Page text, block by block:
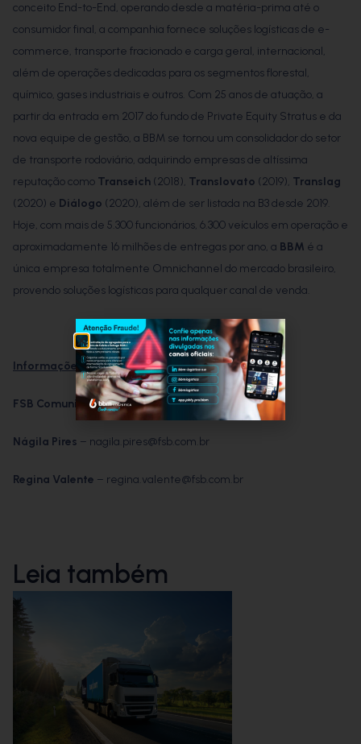
conceito End-to-End, operando desde a matéria-prima até o
consumidor final, a companhia fornece soluções logísticas de e-
commerce, transporte fracionado e carga geral, internacional,
além de operações dedicadas para os segmentos florestal,
químico, gases industriais e outros. Com 25 anos de atuação, a
partir da entrada em 2017 do fundo de Private Equity Stratus e da
nova equipe de gestão, a BBM se tornou um consolidador do setor
de transporte rodoviário, adquirindo empresas de altíssima
reputação como Transeich (2018), Translovato (2019), Translag
(2020) e Diálogo (2020), além de ser listada na B3 desde 2019.
Hoje, com mais de 5.300 funcionários, 6.300 veículos em operação e
aproximadamente 16 milhões de entregas por ano, a BBM é a
única empresa totalmente Omnichannel do mercado brasileiro,
provendo soluções logísticas para qualquer canal de venda.
Informações para a Imprensa
FSB Comunicação
Nágila Pires – nagila.pires@fsb.com.br
Regina Valente – regina.valente@fsb.com.br
Leia também